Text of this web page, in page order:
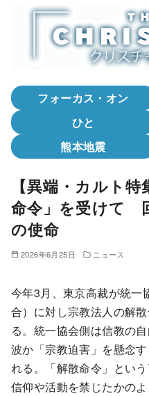
フォーカス・オン
ひと
熊本地震
【異端・カルト
命令」を受けて
の使命
2026年6月25日 ニュース
今年3月、東京高裁が統一
合）に対し宗教法人の解
る。統一協会側は信教の
波か「宗教迫害」を懸念
れる。「解散命令」とい
信仰や活動を禁じたかの